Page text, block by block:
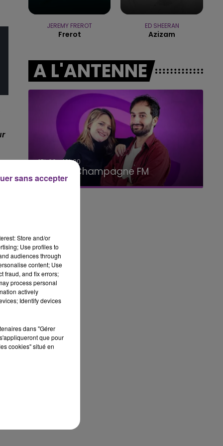
LA RADIO POP
JEREMY FREROT
Frerot
ED SHEERAN
Azizam
A L'ANTENNE
15h00 - 19h00
Le Club Champagne FM
Store and/or
Use profiles to
audiences through
content; Use
fraud, and fix errors;
process personal
actively
Identify devices
dans "Gérer
que pour
cookies" situé en
sans accepter